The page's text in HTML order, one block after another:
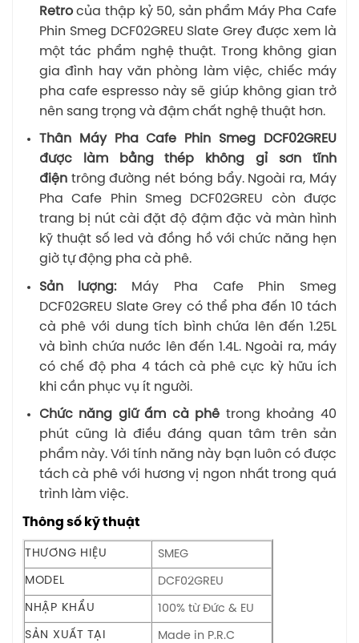
Retrocủa thập kỷ 50, sản phẩm Máy Pha Cafe
Phin Smeg DCF02GREU Slate Grey được xem là
một tác phẩm nghệ thuật. Trong không gian
gia đình hay văn phòng làm việc, chiếc máy
pha cafe espresso này sẽ giúp không gian trở
nên sang trọng và đậm chất nghệ thuật hơn.
Thân Máy Pha Cafe Phin Smeg DCF02GREU
được làm bằng thép không gỉ sơn tĩnh
điệntrông đường nét bóng bẩy. Ngoài ra, Máy
Pha Cafe Phin Smeg DCF02GREU còn được
trang bị nút cài đặt độ đậm đặc và màn hình
kỹ thuật số led và đồng hồ với chức năng hẹn
giờ tự động pha cà phê.
Sản lượng:Máy Pha Cafe Phin Smeg
DCF02GREU Slate Grey có thể pha đến 10 tách
cà phê với dung tích bình chứa lên đến 1.25L
và bình chứa nước lên đến 1.4L. Ngoài ra, máy
có chế độ pha 4 tách cà phê cực kỳ hữu ích
khi cần phục vụ ít người.
Chức năng giữ ấm cà phê trong khoảng 40
phút cũng là điều đáng quan tâm trên sản
phẩm này. Với tính năng này bạn luôn có được
tách cà phê với hương vị ngon nhất trong quá
trình làm việc.
Thông số kỹ thuật
THƯƠNG HIỆU SMEG
MODEL DCF02GREU
NHẬP KHẨU 100% từ Đức & EU
SẢN XUẤT TẠI Made in P.R.C